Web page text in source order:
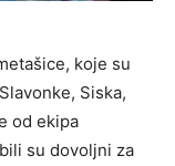
koje su
Siska,
od ekipa
su dovoljni za